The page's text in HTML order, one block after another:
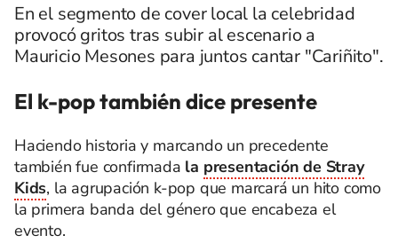
En el segmento de cover local la celebridad
provocó gritos tras subir al escenario a
Mauricio Mesones para juntos cantar "Cariñito".
El k-pop también dice presente
Haciendo historia y marcando un precedente
también fue confirmada la presentación de Stray
Kids, la agrupación k-pop que marcará un hito como
la primera banda del género que encabeza el
evento.